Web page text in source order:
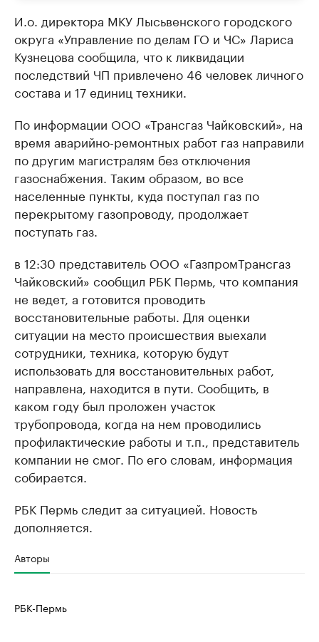
И.о. директора МКУ Лысьвенского городского
округа «Управление по делам ГО и ЧС» Лариса
Кузнецова сообщила, что к ликвидации
последствий ЧП привлечено 46 человек личного
состава и 17 единиц техники.
По информации ООО «Трансгаз Чайковский», на
время аварийно-ремонтных работ газ направили
по другим магистралям без отключения
газоснабжения. Таким образом, во все
населенные пункты, куда поступал газ по
перекрытому газопроводу, продолжает
поступать газ.
в 12:30 представитель ООО «ГазпромТрансгаз
Чайковский» сообщил РБК Пермь, что компания
не ведет, а готовится проводить
восстановительные работы. Для оценки
ситуации на место происшествия выехали
сотрудники, техника, которую будут
использовать для восстановительных работ,
направлена, находится в пути. Сообщить, в
каком году был проложен участок
трубопровода, когда на нем проводились
профилактические работы и т.п., представитель
компании не смог. По его словам, информация
собирается.
РБК Пермь следит за ситуацией. Новость
дополняется.
Авторы
РБК-Пермь